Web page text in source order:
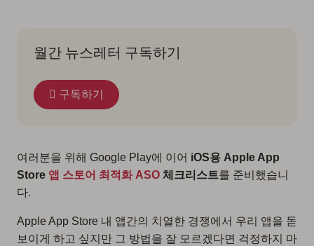
월간 뉴스레터 구독하기
구독하기
여러분을 위해 Google Play에 이어 iOS용 Apple App
Store 앱 스토어 최적화 ASO 체크리스트를 준비했습니
다.
Apple App Store 내 앱간의 치열한 경쟁에서 우리 앱을 돋
보이게 하고 싶지만 그 방법을 잘 모르겠다면 걱정하지 마